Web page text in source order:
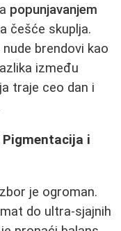
popunjavanjem
češće skuplja.
brendovi kao
između
traje ceo dan i
Pigmentacija i
je ogroman.
do ultra-sjajnih